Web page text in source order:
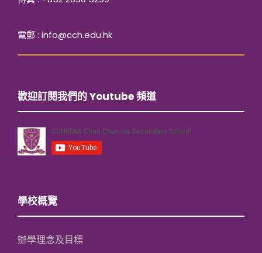
電郵 : info@cch.edu.hk
歡迎訂閱我們的 Youtube 頻道
學校概覽
辦學理念及目標